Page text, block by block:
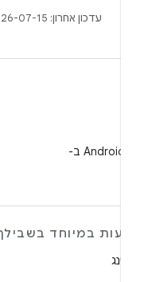
עדכון אחרון: 2026-07-15 (שעון UTC).
מעקב אחרי מפתחי Android ב-
הצעות במיוחד
גיימינג